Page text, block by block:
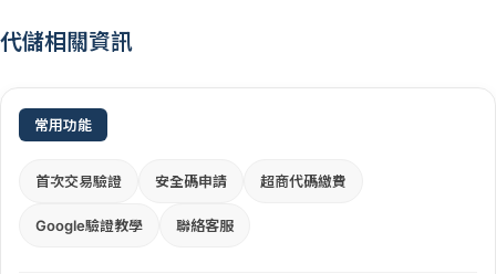
代儲相關資訊
常用功能
首次交易驗證 安全碼申請 超商代碼繳費
Google驗證教學 聯絡客服